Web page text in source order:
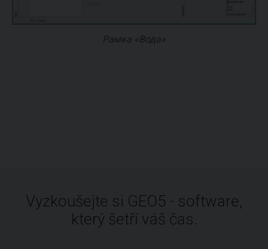
Рамка «Вода»
Vyzkoušejte si GEO5 - software,
který šetří váš čas.